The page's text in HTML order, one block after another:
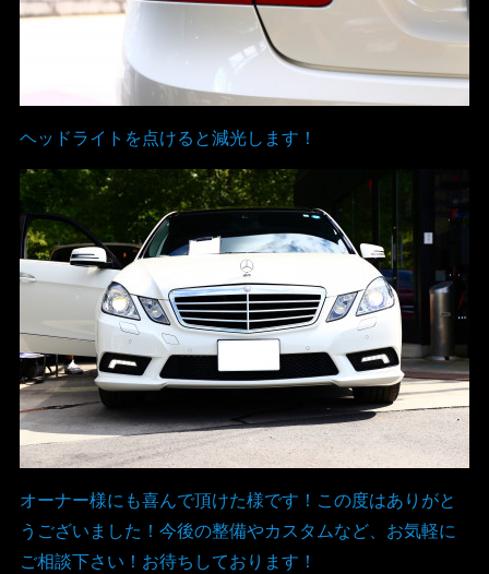
ヘッドライトを点けると減光します！
オーナー様にも喜んで頂けた様です！この度はありがと
うございました！今後の整備やカスタムなど、お気軽に
ご相談下さい！お待ちしております！